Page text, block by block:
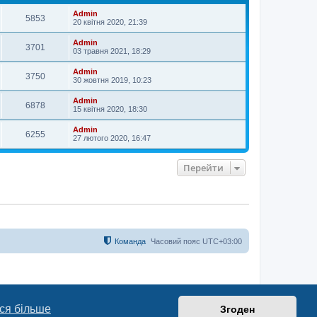
більше Згоден
5853
Admin
20 квітня 2020, 21:39
3701
Admin
03 травня 2021, 18:29
3750
Admin
30 жовтня 2019, 10:23
6878
Admin
15 квітня 2020, 18:30
6255
Admin
27 лютого 2020, 16:47
Перейти
Часовий пояс UTC+03:00
Команда